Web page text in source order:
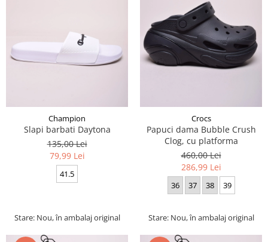
Champion
Slapi barbati Daytona
135,00 Lei
79,99 Lei
41.5
Stare: Nou, în ambalaj original
Crocs
Papuci dama Bubble Crush
Clog, cu platforma
460,00 Lei
286,99 Lei
36 37 38 39
Stare: Nou, în ambalaj original